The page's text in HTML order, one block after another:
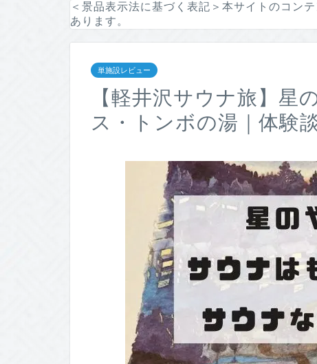
＜景品表示法に基づく表記＞本サイトのコン
あります。
単施設レビュー
【軽井沢サウナ旅】星
ス・トンボの湯｜体験